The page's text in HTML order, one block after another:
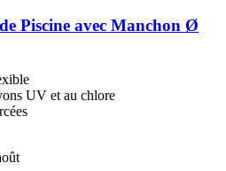
Piscine avec Manchon Ø
UV et au chlore